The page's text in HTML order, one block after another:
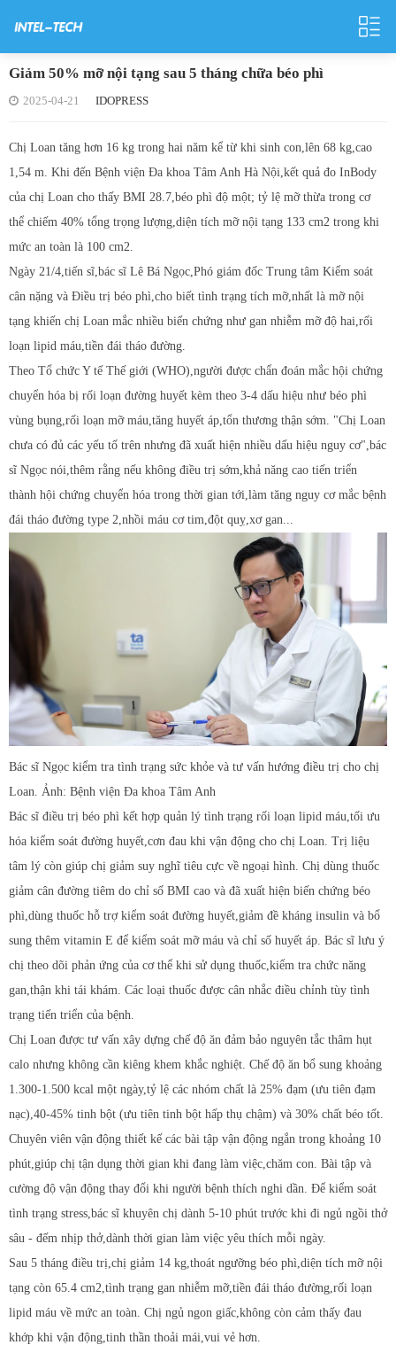
Giảm 50% mỡ nội tạng sau 5 tháng chữa béo phì
2025-04-21 IDOPRESS
Chị Loan tăng hơn 16 kg trong hai năm kể từ khi sinh con,lên 68 kg,cao
1,54 m. Khi đến Bệnh viện Đa khoa Tâm Anh Hà Nội,kết quả đo InBody
của chị Loan cho thấy BMI 28.7,béo phì độ một; tỷ lệ mỡ thừa trong cơ
thể chiếm 40% tổng trọng lượng,diện tích mỡ nội tạng 133 cm2 trong khi
mức an toàn là 100 cm2.
Ngày 21/4,tiến sĩ,bác sĩ Lê Bá Ngọc,Phó giám đốc Trung tâm Kiểm soát
cân nặng và Điều trị béo phì,cho biết tình trạng tích mỡ,nhất là mỡ nội
tạng khiến chị Loan mắc nhiều biến chứng như gan nhiễm mỡ độ hai,rối
loạn lipid máu,tiền đái tháo đường.
Theo Tổ chức Y tế Thế giới (WHO),người được chẩn đoán mắc hội chứng
chuyển hóa bị rối loạn đường huyết kèm theo 3-4 dấu hiệu như béo phì
vùng bụng,rối loạn mỡ máu,tăng huyết áp,tổn thương thận sớm. "Chị Loan
chưa có đủ các yếu tố trên nhưng đã xuất hiện nhiều dấu hiệu nguy cơ",bác
sĩ Ngọc nói,thêm rằng nếu không điều trị sớm,khả năng cao tiến triển
thành hội chứng chuyển hóa trong thời gian tới,làm tăng nguy cơ mắc bệnh
đái tháo đường type 2,nhồi máu cơ tim,đột quỵ,xơ gan...
Bác sĩ Ngọc kiểm tra tình trạng sức khỏe và tư vấn hướng điều trị cho chị
Loan. Ảnh: Bệnh viện Đa khoa Tâm Anh
Bác sĩ điều trị béo phì kết hợp quản lý tình trạng rối loạn lipid máu,tối ưu
hóa kiểm soát đường huyết,cơn đau khi vận động cho chị Loan. Trị liệu
tâm lý còn giúp chị giảm suy nghĩ tiêu cực về ngoại hình. Chị dùng thuốc
giảm cân đường tiêm do chỉ số BMI cao và đã xuất hiện biến chứng béo
phì,dùng thuốc hỗ trợ kiểm soát đường huyết,giảm đề kháng insulin và bổ
sung thêm vitamin E để kiểm soát mỡ máu và chỉ số huyết áp. Bác sĩ lưu ý
chị theo dõi phản ứng của cơ thể khi sử dụng thuốc,kiểm tra chức năng
gan,thận khi tái khám. Các loại thuốc được cân nhắc điều chỉnh tùy tình
trạng tiến triển của bệnh.
Chị Loan được tư vấn xây dựng chế độ ăn đảm bảo nguyên tắc thâm hụt
calo nhưng không cần kiêng khem khắc nghiệt. Chế độ ăn bổ sung khoảng
1.300-1.500 kcal một ngày,tỷ lệ các nhóm chất là 25% đạm (ưu tiên đạm
nạc),40-45% tinh bột (ưu tiên tinh bột hấp thụ chậm) và 30% chất béo tốt.
Chuyên viên vận động thiết kế các bài tập vận động ngắn trong khoảng 10
phút,giúp chị tận dụng thời gian khi đang làm việc,chăm con. Bài tập và
cường độ vận động thay đổi khi người bệnh thích nghi dần. Để kiểm soát
tình trạng stress,bác sĩ khuyên chị dành 5-10 phút trước khi đi ngủ ngồi thở
sâu - đếm nhịp thở,dành thời gian làm việc yêu thích mỗi ngày.
Sau 5 tháng điều trị,chị giảm 14 kg,thoát ngưỡng béo phì,diện tích mỡ nội
tạng còn 65.4 cm2,tình trạng gan nhiễm mỡ,tiền đái tháo đường,rối loạn
lipid máu về mức an toàn. Chị ngủ ngon giấc,không còn cảm thấy đau
khớp khi vận động,tinh thần thoải mái,vui vẻ hơn.